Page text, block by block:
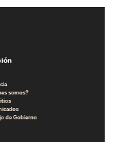
somos?
de Gobierno